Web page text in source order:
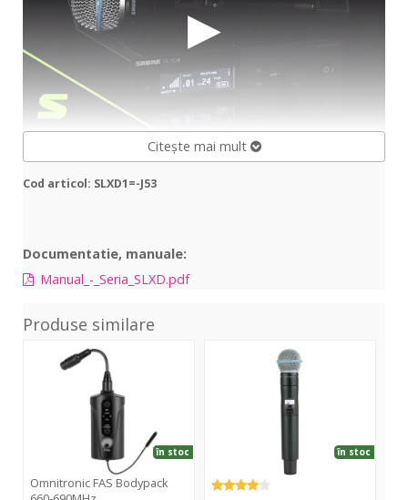
Citește mai mult
Cod articol: SLXD1=-J53
Documentatie, manuale:
Manual_-_Seria_SLXD.pdf
Produse similare
Bodypack
Omnitronic FAS Bodypack
în stoc în stoc